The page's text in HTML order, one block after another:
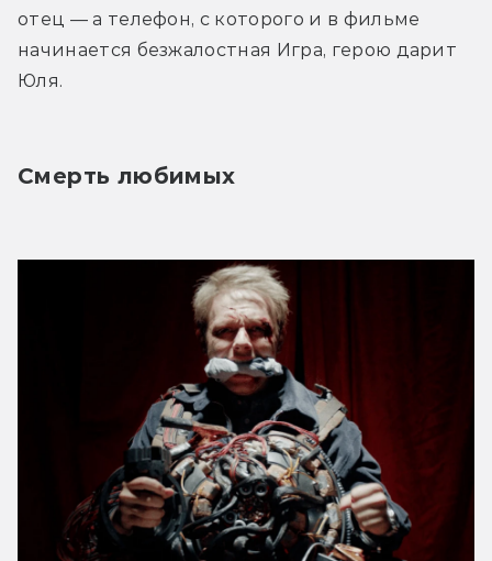
отец — а телефон, с которого и в фильме
начинается безжалостная Игра, герою дарит
Юля.
Смерть любимых